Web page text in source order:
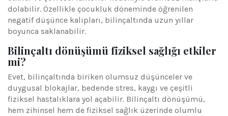
dolabilir. Özellikle çocukluk döneminde öğrenilen
negatif düşünce kalıpları, bilinçaltında uzun yıllar
boyunca saklanabilir.
Bilinçaltı dönüşümü fiziksel sağlığı etkiler
mi?
Evet, bilinçaltında biriken olumsuz düşünceler ve
duygusal blokajlar, bedende stres, kaygı ve çeşitli
fiziksel hastalıklara yol açabilir. Bilinçaltı dönüşümü,
hem zihinsel hem de fiziksel sağlık üzerinde olumlu